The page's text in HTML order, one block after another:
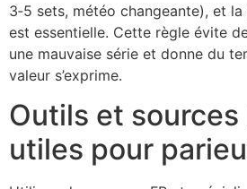
3‑5 sets, météo changeante), et
est essentielle. Cette règle évite
une mauvaise série et donne du
valeur s’exprime.
Outils et sources
utiles pour